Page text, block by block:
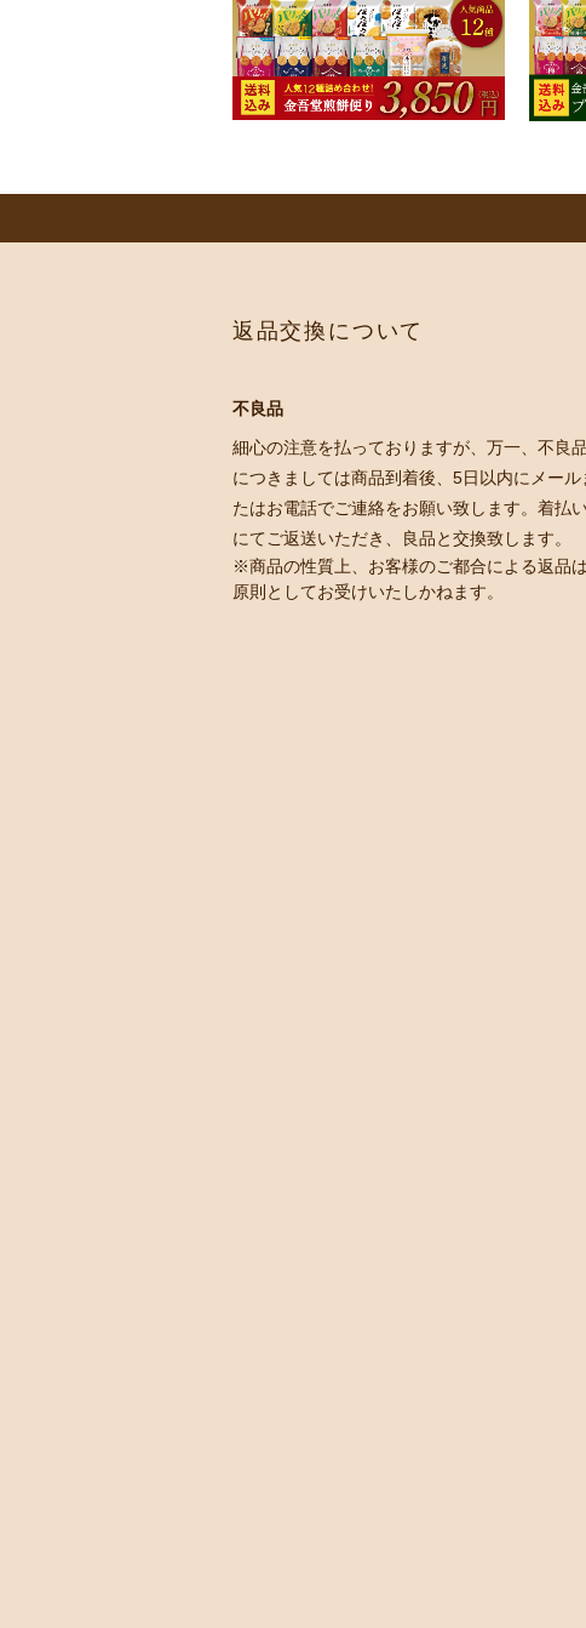
返品交換について
不良品
細心の注意を払っておりますが、万一、不良品
につきましては商品到着後、5日以内にメール
たはお電話でご連絡をお願い致します。着払
にてご返送いただき、良品と交換致します。
※商品の性質上、お客様のご都合による返品は
原則としてお受けいたしかねます。